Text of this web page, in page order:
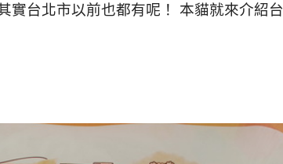
實台北市以前也都有呢！
本貓就來介紹台